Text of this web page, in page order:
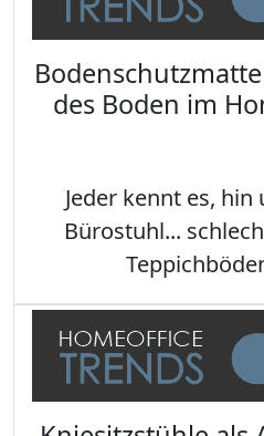
des Boden im
Jeder kennt es,
Bürostuhl...